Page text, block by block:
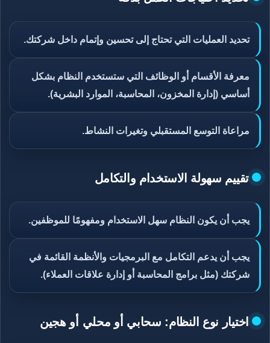
تحديد العمليات التي تحتاج إلى تحسين وإتمام داخل شركتك.
معرفة الأقسام أو الوظائف التي ستستخدم النظام بشكل
أساسي (إدارة المخزون، المحاسبة، الموارد البشرية).
مراعاة التوسع المستقبلي وتغيرات النشاط.
تقييم سهولة الاستخدام والتكامل
يجب أن يكون النظام سهل الاستخدام ومفهومًا للموظفين.
يجب أن يدعم التكامل مع البرمجيات والأنظمة القائمة في
شركتك (مثل برامج المحاسبة أو إدارة علاقات العملاء).
اختيار نوع النظام: سحابي أو محلي أو هجين